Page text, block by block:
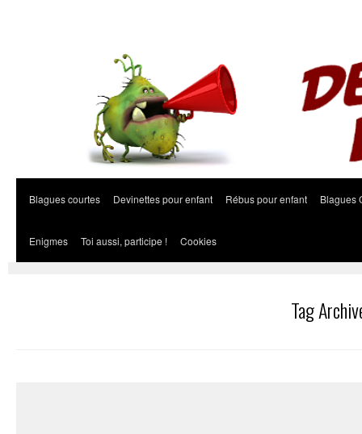
Blagues courtes Devinettes pour enfant Rébus pour enfant Blagues
Enigmes Toi aussi, participe ! Cookies
Tag